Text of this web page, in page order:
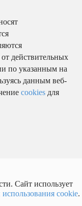
действительных
по указанным на
данным веб-
cookies для
Сайт использует
cookie.